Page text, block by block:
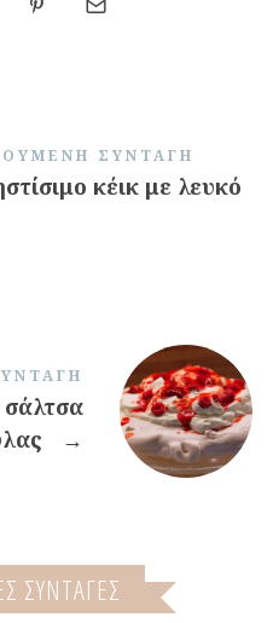
ΣΥΝΤΑΓΉ
κέικ με λευκό
→
ΣΥΝΤΑΓΈΣ